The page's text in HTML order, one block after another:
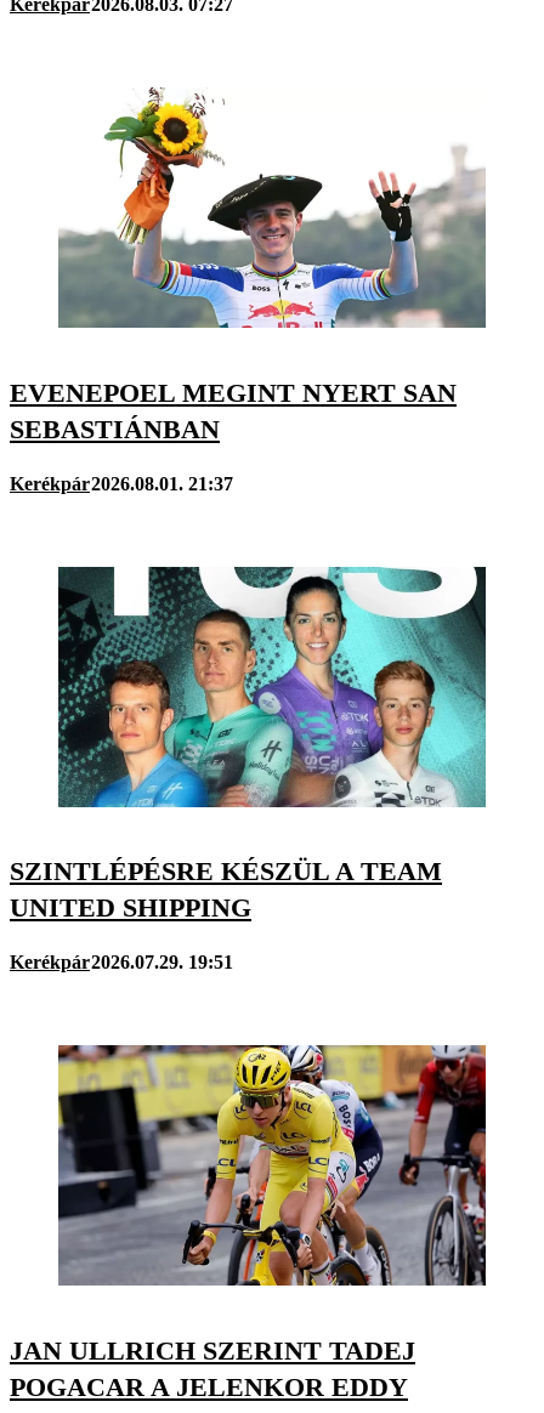
Kerékpár2026.08.03. 07:27
EVENEPOEL MEGINT NYERT SAN
SEBASTIÁNBAN
Kerékpár2026.08.01. 21:37
SZINTLÉPÉSRE KÉSZÜL A TEAM
UNITED SHIPPING
Kerékpár2026.07.29. 19:51
JAN ULLRICH SZERINT TADEJ
POGACAR A JELENKOR EDDY